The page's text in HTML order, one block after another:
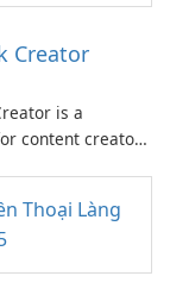
Creator
is a
content creators
built-in brand
and integrated
distribution
engagement.